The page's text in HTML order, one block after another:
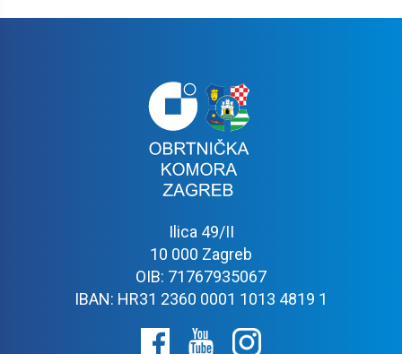
Ilica 49/II
10 000 Zagreb
OIB: 71767935067
IBAN: HR31 2360 0001 1013 4819 1